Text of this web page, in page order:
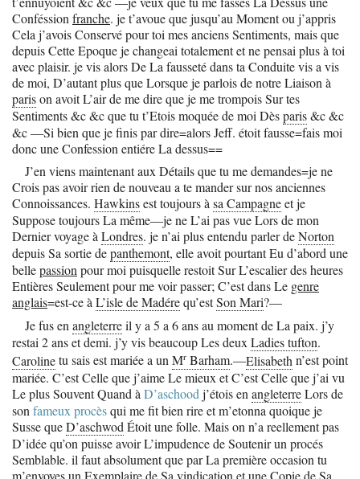
Conféssionfranche. je t’avoue que jusqu’au Moment ou j’appris
Cela j’avois Conservé pour toi mes anciens Sentiments, mais que
depuis Cette Epoque je changeai totalement et ne pensai plus à toi
avec plaisir. je vis alors De La fausseté dans ta Conduite vis a vis
de moi, D’autant plus que Lorsque je parlois de notre Liaison à
parison avoit L’air de me dire que je me trompois Sur tes
Sentiments &c &c que tu t’Etois moquée de moi Dèsparis&c &c
&c —Si bien que je finis par dire=alors Jeff. étoit fausse=fais moi
donc une Confession entiére La dessus==
J’en viens maintenant aux Détails que tu me demandes=je ne
Crois pas avoir rien de nouveau a te mander sur nos anciennes
Connoissances. Hawkinsest toujours àsa Campagneet je
Suppose toujours La même—je ne L’ai pas vue Lors de mon
Dernier voyage àLondres. je n’ai plus entendu parler deNorton
depuis Sa sortie depanthemont, elle avoit pourtant Eu d’abord une
bellepassionpour moi puisquelle restoit Sur L’escalier des heures
Entières Seulement pour me voir passer; C’est dans Le genre
anglais=est-ce àL’isle de Madérequ’estSon Mari?—
Je fus enangleterreil y a 5 a 6 ans au moment de La paix. j’y
restai 2 ans et demi. j’y vis beaucoup Les deuxLadies tufton.
Carolinetu sais est mariée a unMr Barham.—Elisabeth n’est point
mariée. C’est Celle que j’aime Le mieux et C’est Celle que j’ai vu
Le plus Souvent Quand à D’aschood j’étois en angleterreLors de
son fameux procèsqui me fit bien rire et m’etonna quoique je
Susse queD’aschwod Étoit une folle. Mais on n’a reellement pas
D’idée qu’on puisse avoir L’impudence de Soutenir un procés
Semblable. il faut absolument que par La première occasion tu
m’envoyes un Exemplaire de Sa vindication et une Copie de Sa